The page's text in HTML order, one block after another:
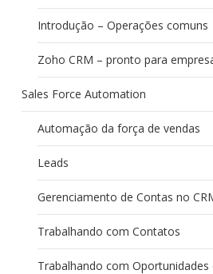
Introdução – Operações comuns
Zoho CRM – pronto para
Sales Force Automation
Automação da força de vendas
Leads
Gerenciamento de Contas no
Trabalhando com Contatos
Trabalhando com Oportunidades